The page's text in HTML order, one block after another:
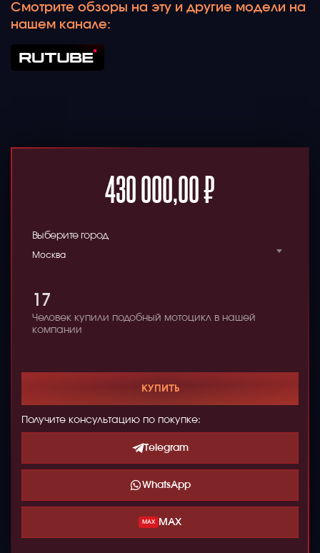
Смотрите обзоры на эту и другие модели на
нашем канале:
430 000,00₽
Выберите город
Москва
17
Человек купили подобный мотоцикл в нашей
компании
КУПИТЬ
Получите консультацию по покупке:
Telegram
WhatsApp
MAX MAX